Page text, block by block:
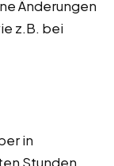
Änderungen
z.B. bei
in
Stunden